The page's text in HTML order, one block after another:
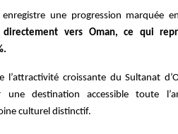
une progression marquée
directement vers Oman, ce qui
l’attractivité croissante du Sultanat
destination accessible toute
culturel distinctif.